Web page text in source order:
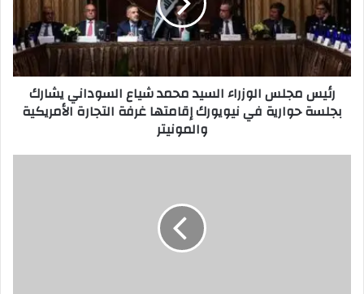
محمد
شياع
السوداني
يشارك
بجلسة
حوارية
في
رئيس مجلس الوزراء السيد محمد شياع السوداني يشارك
بجلسة حوارية في نيويورك إقامتها غرفة التجارة الأمريكية
والمونيتر